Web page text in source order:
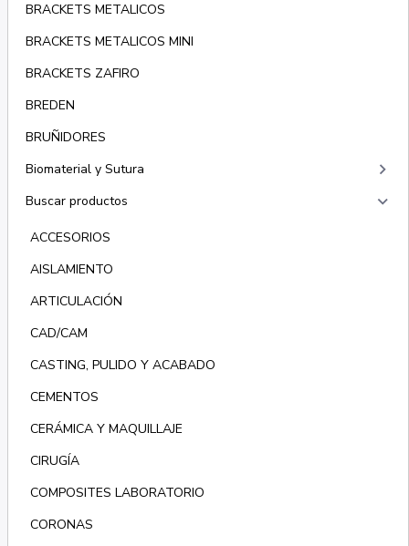
BRACKETS METALICOS
BRACKETS METALICOS MINI
BRACKETS ZAFIRO
BREDEN
BRUÑIDORES
Biomaterial y Sutura
keyboard_arrow_right
Buscar productos keyboard_arrow_right
ACCESORIOS
AISLAMIENTO
ARTICULACIÓN
CAD/CAM
CASTING, PULIDO Y ACABADO
CEMENTOS
CERÁMICA Y MAQUILLAJE
CIRUGÍA
COMPOSITES LABORATORIO
CORONAS